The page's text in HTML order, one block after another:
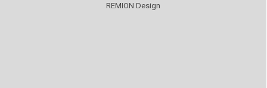
REMION Design